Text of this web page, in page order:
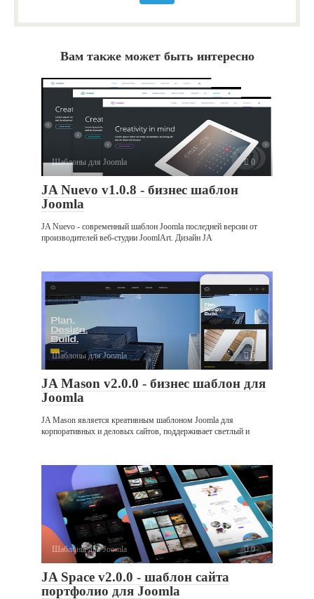
Вам также может быть интересно
Шаблоны для Joomla 0
JA Nuevo v1.0.8 - бизнес шаблон
Joomla
JA Nuevo - современный шаблон Joomla последней версии от
производителей веб-студии JoomlArt. Дизайн JA
Шаблоны для Joomla 0
JA Mason v2.0.0 - бизнес шаблон для
Joomla
JA Mason является креативным шаблоном Joomla для
корпоративных и деловых сайтов, поддерживает светлый и
Шаблоны для Joomla 0
JA Space v2.0.0 - шаблон сайта
портфолио для Joomla